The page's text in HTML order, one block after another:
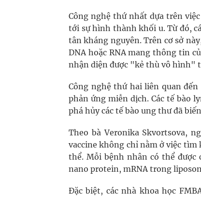
Công nghệ thứ nhất dựa trên
tới sự hình thành khối u. Từ đó,
tân kháng nguyên. Trên cơ sở
DNA hoặc RNA mang thông tin
nhận diện được "kẻ thù vô hình"
Công nghệ thứ hai liên quan
phản ứng miễn dịch. Các tế bào
phá hủy các tế bào ung thư đã
Theo bà Veronika Skvortsova,
vaccine không chỉ nằm ở việc tìm
thể. Mỗi bệnh nhân có thể được
nano protein, mRNA trong
Đặc biệt, các nhà khoa học